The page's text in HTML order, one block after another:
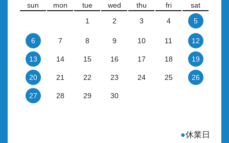
sun mon tue wed thu fri
sat
1
2 3 4 5
6 7 8 9 10 11 12
13 14 15 16 17 18 19
20 21 22 23 24 25 26
27 28 29 30
●休業日